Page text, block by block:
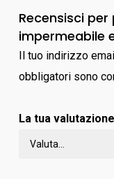
Recensisci
impermeabile
Il tuo indirizzo
obbligatori sono
La tua valutazione